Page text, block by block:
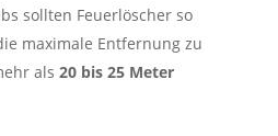
sollten Feuerlöscher so
maximale Entfernung zu
als 20 bis 25 Meter